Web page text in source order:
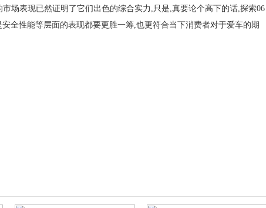
场表现已然证明了它们出色的综合实力,只是,真要论个高下的话,探索06
全性能等层面的表现都要更胜一筹,也更符合当下消费者对于爱车的期